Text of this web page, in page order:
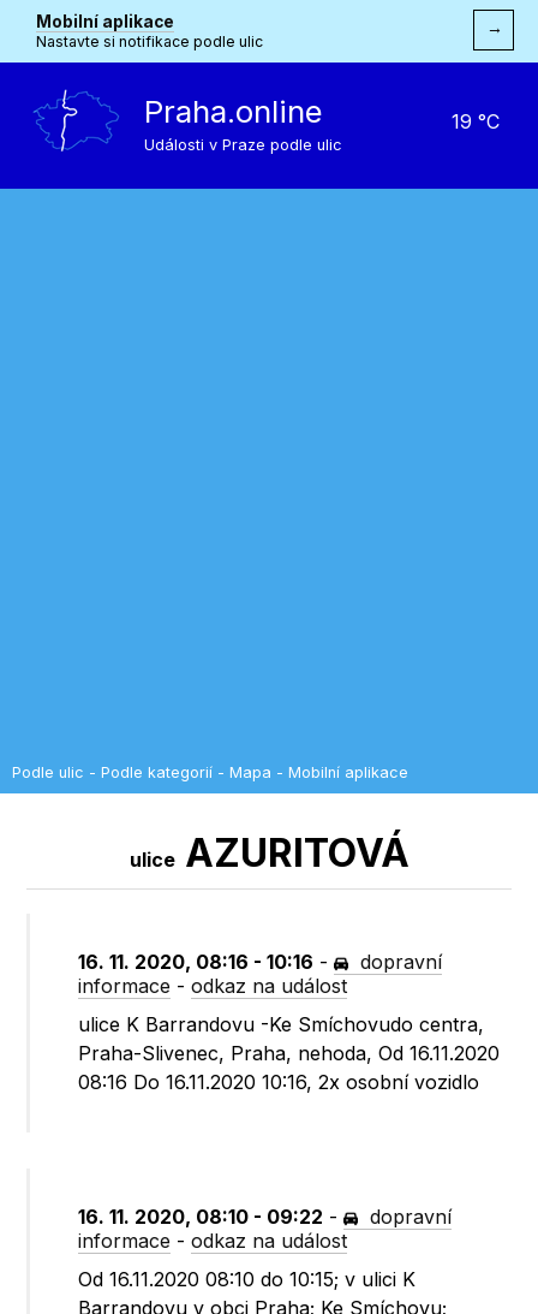
Mobilní aplikace
Nastavte si notifikace podle ulic
→
Praha.online
Události v Praze podle ulic
19 °C
Podle ulic - Podle kategorií - Mapa - Mobilní aplikace
uliceAZURITOVÁ
16. 11. 2020, 08:16 - 10:16 -
dopravní
informace -odkaz na událost
ulice K Barrandovu -Ke Smíchovudo centra,
Praha-Slivenec, Praha, nehoda, Od 16.11.2020
08:16 Do 16.11.2020 10:16, 2x osobní vozidlo
16. 11. 2020, 08:10 - 09:22 -
dopravní
informace -odkaz na událost
Od 16.11.2020 08:10 do 10:15; v ulici K
Barrandovu v obci Praha; Ke Smíchovu;